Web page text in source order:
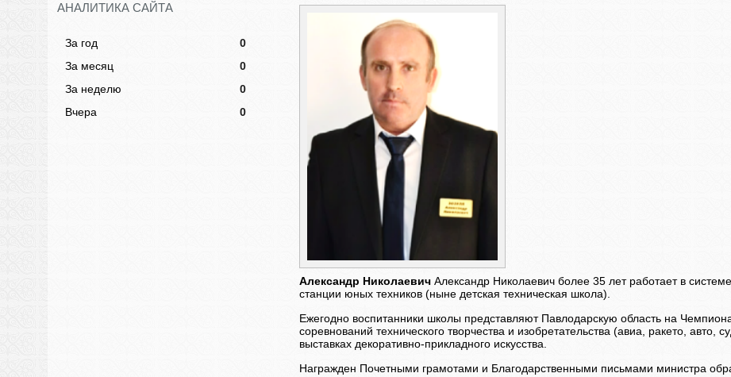
АНАЛИТИКА САЙТА
За год
0
За месяц
0
За неделю
0
Вчера
0
Александр Николаевич Александр Николаевич более 35 лет работает в
станции юных техников (ныне детская техническая школа).
Ежегодно воспитанники школы представляют Павлодарскую область на
соревнований технического творчества и изобретательства (авиа, ракето, авто,
выставках декоративно-прикладного искусства.
Награжден Почетными грамотами и Благодарственными письмами министра